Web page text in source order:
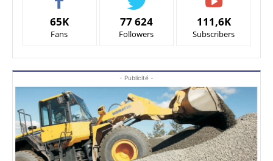
65K
Fans
77 624
Followers
111,6K
Subscribers
- Publicité -